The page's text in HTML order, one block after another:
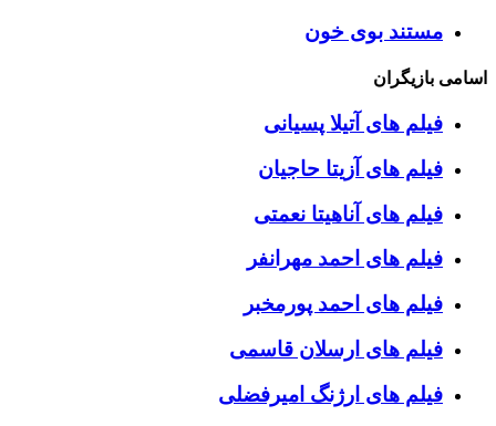
مستند بوی خون
اسامی بازیگران
فیلم های آتیلا پسیانی
فیلم های آزیتا حاجیان
فیلم های آناهیتا نعمتی
فیلم های احمد مهرانفر
فیلم های احمد پورمخبر
فیلم های ارسلان قاسمی
فیلم های ارژنگ امیرفضلی